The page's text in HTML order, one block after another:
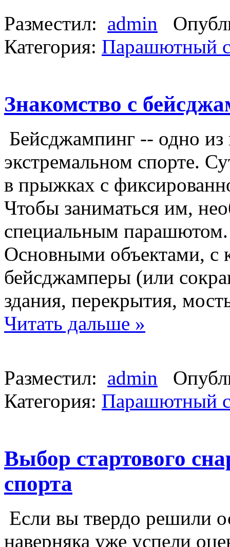
Разместил: admin
Категория: Парашютный
Знакомство с
Бейсджампинг -- одно
экстремальном спорте.
в прыжках с
Чтобы заниматься им,
специальным парашютом.
Основными объектами, с
бейсджамперы (или
здания, перекрытия,
Читать дальше »
Разместил: admin
Категория: Парашютный
Выбор стартового
спорта
Если вы твердо решили
наверняка уже успели